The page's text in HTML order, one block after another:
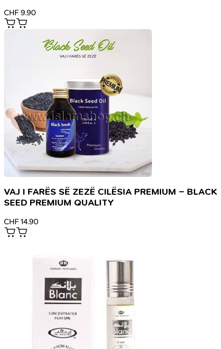
CHF 9.90
VAJ I FARËS SË ZEZË CILËSIA PREMIUM – BLACK
SEED PREMIUM QUALITY
CHF 14.90